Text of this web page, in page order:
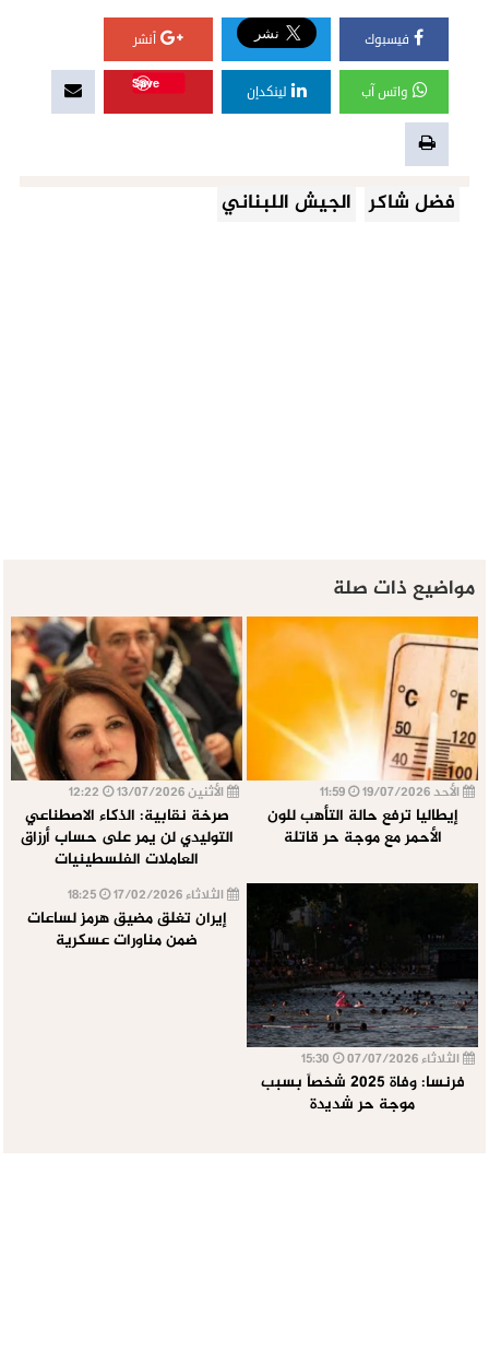
فيسبوك أنشر
واتس آب لينكدإن
Save
فضل شاكر الجيش اللبناني
مواضيع ذات صلة
الأحد 19/07/2026
إيطاليا ترفع حالة التأهب للون
الأحمر مع موجة حر قاتلة
الأثنين 13/07/2026
صرخة نقابية: الذكاء الاصطناعي
التوليدي لن يمر على حساب أرزاق
العاملات الفلسطينيات
الثلاثاء 07/07/2026
فرنسا: وفاة 2025 شخصاً بسبب
موجة حر شديدة
الثلاثاء 17/02/2026
إيران تغلق مضيق هرمز لساعات
ضمن مناورات عسكرية